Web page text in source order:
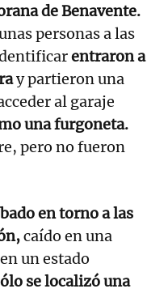
de Benavente.
personas a las
entraron a
y partieron una
al garaje
una furgoneta.
pero no fueron
en torno a las
caído en una
un estado
se localizó una